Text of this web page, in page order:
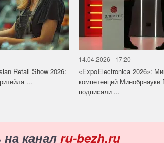
Retail Show 2026:
...
14.04.2026 - 17:20
«ExpoElectronica 2026»:
компетенций Минобрнауки
подписали ...
канал ru-bezh.ru